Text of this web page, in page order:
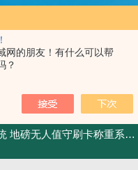
网的朋友！有什么可以帮
？
地磅无人值守刷卡称重系统